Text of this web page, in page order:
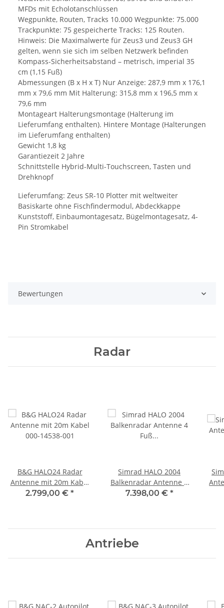
MFDs mit Echolotanschlüssen
Wegpunkte, Routen, Tracks 10.000 Wegpunkte: 75.000
Trackpunkte: 75 gespeicherte Tracks: 125 Routen.
Hinweis: Die Maximalwerte für Zeus3 und Zeus3 GH
gelten, wenn sie sich im selben Netzwerk befinden
Kompass-Sicherheitsabstand – metrisch, imperial 35
cm (1,15 Fuß)
Abmessungen (B x H x T) Nur Anzeige: 287,9 mm x 176,1
mm x 79,6 mm Mit Halterung: 315,8 mm x 196,5 mm x
79,6 mm
Montageart Halterungsmontage (Halterung im
Lieferumfang enthalten). Hintere Montage (Halterungen
im Lieferumfang enthalten)
Gewicht 1,8 kg
Garantiezeit 2 Jahre
Schnittstelle Hybrid-Multi-Touchscreen, Tasten und
Drehknopf
Lieferumfang: Zeus SR-10 Plotter mit weltweiter
Basiskarte ohne Fischfindermodul, Abdeckkappe
Kunststoff, Einbaumontagesatz, Bügelmontagesatz, 4-
Pin Stromkabel
Bewertungen
Radar
B&G HALO24 Radar
Antenne mit 20m Kabel
000-14538-001
2.799,00 € *
Simrad HALO 2004
Balkenradar Antenne 4
Fuß 000-15759-001
7.398,00 € *
Antriebe